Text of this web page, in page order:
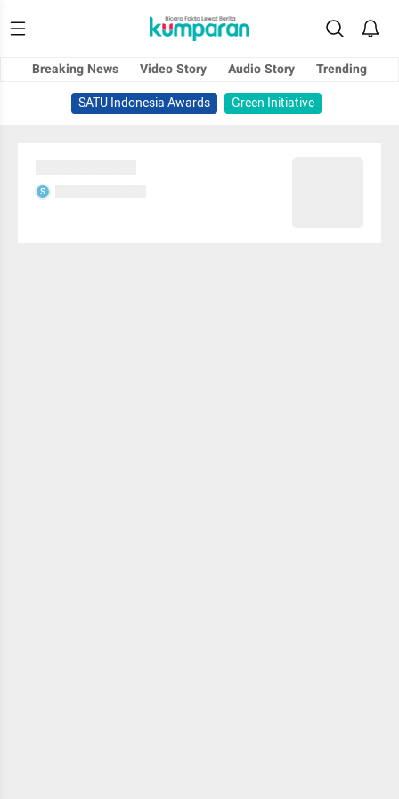
Breaking News Video Story Audio Story
Trending
SATU Indonesia Awards
Green Initiative
S